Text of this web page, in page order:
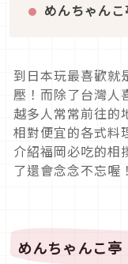
めんちゃんこ
到日本玩最喜歡就
壓！而除了台灣人
越多人常常前往的
相對便宜的各式料
介紹福岡必吃的相
了還會念念不忘喔！
めんちゃんこ亭